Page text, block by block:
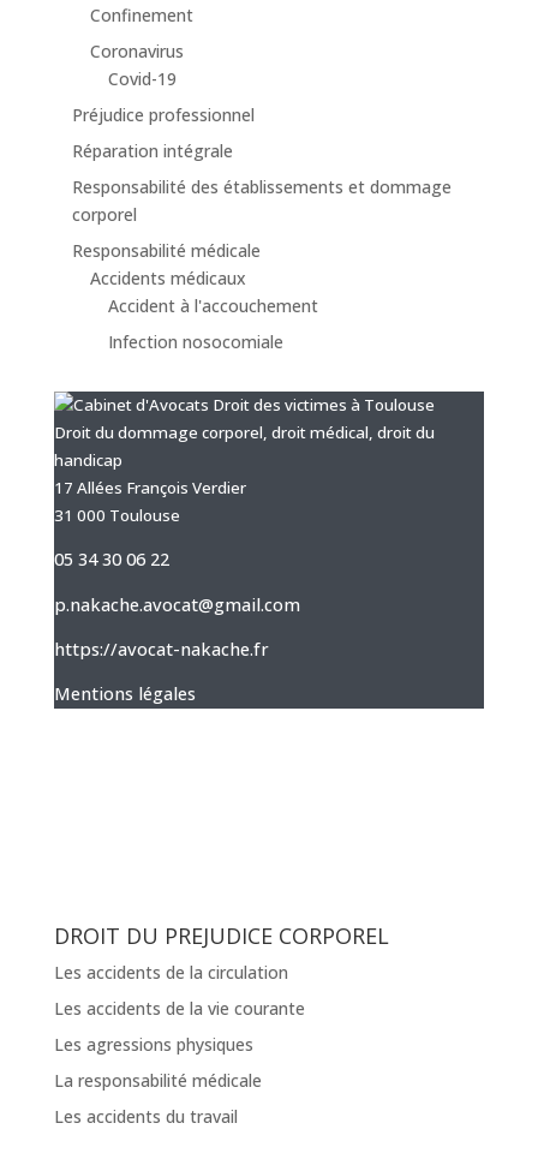
Confinement
Coronavirus
Covid-19
Préjudice professionnel
Réparation intégrale
Responsabilité des établissements et dommage
corporel
Responsabilité médicale
Accidents médicaux
Accident à l'accouchement
Infection nosocomiale
Droit du dommage corporel, droit médical, droit du
handicap
17 Allées François Verdier
31 000 Toulouse
05 34 30 06 22
p.nakache.avocat@gmail.com
https://avocat-nakache.fr
Mentions légales
DROIT DU PREJUDICE CORPOREL
Les accidents de la circulation
Les accidents de la vie courante
Les agressions physiques
La responsabilité médicale
Les accidents du travail